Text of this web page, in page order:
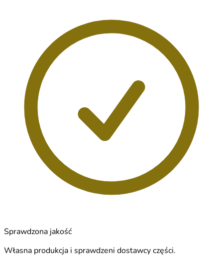
Sprawdzona jakość
Własna produkcja i sprawdzeni dostawcy części.